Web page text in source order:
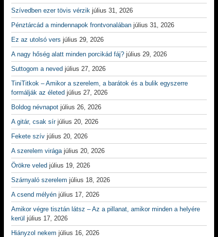
Szívedben ezer tövis vérzik július 31, 2026
Pénztárcád a mindennapok frontvonalában július 31, 2026
Ez az utolsó vers július 29, 2026
A nagy hőség alatt minden porcikád fáj? július 29, 2026
Suttogom a neved július 27, 2026
TiniTitkok – Amikor a szerelem, a barátok és a bulik egyszerre
formálják az életed július 27, 2026
Boldog névnapot július 26, 2026
A gitár, csak sír július 20, 2026
Fekete szív július 20, 2026
A szerelem virága július 20, 2026
Örökre veled július 19, 2026
Szárnyaló szerelem július 18, 2026
A csend mélyén július 17, 2026
Amikor végre tisztán látsz – Az a pillanat, amikor minden a helyére
kerül július 17, 2026
Hiányzol nekem július 16, 2026